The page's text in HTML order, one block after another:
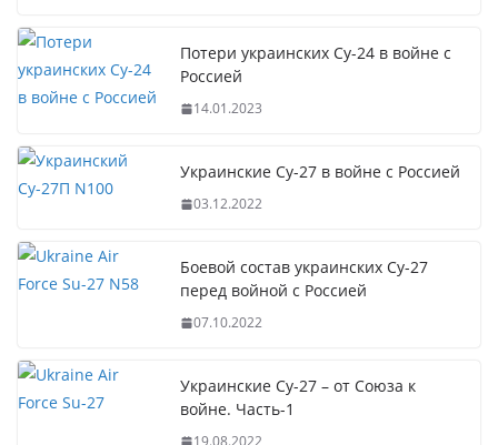
Потери украинских Су-24 в войне с
Россией
14.01.2023
Украинские Су-27 в войне с Россией
03.12.2022
Боевой состав украинских Су-27
перед войной с Россией
07.10.2022
Украинские Су-27 – от Союза к
войне. Часть-1
19.08.2022